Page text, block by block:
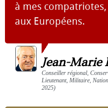
à mes
aux Européens.
Jean-Marie
Conseiller régional,
Lieutenant, Militaire,
2025)